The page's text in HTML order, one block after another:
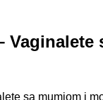
Vaginalete
sa mumiom i